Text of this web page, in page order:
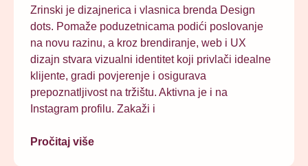
Zrinski je dizajnerica i vlasnica brenda Design
dots. Pomaže poduzetnicama podići poslovanje
na novu razinu, a kroz brendiranje, web i UX
dizajn stvara vizualni identitet koji privlači idealne
klijente, gradi povjerenje i osigurava
prepoznatljivost na tržištu. Aktivna je i na
Instagram profilu. Zakaži i
Pročitaj više